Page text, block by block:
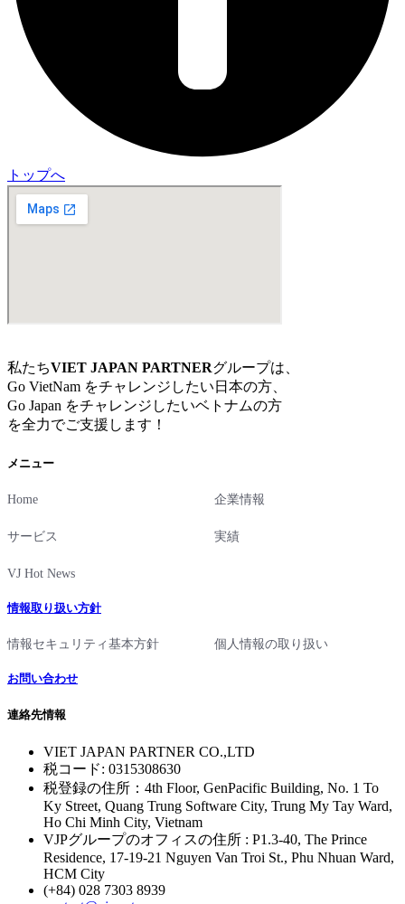
トップへ
私たちVIET JAPAN PARTNERグループは、
Go VietNam をチャレンジしたい日本の方、
Go Japan をチャレンジしたいベトナムの方
を全力でご支援します！
メニュー
Home 企業情報
サービス 実績
VJ Hot News
情報取り扱い方針
情報セキュリティ基本方針 個人情報の取り扱い
お問い合わせ
連絡先情報
VIET JAPAN PARTNER CO.,LTD
税コード: 0315308630
税登録の住所：4th Floor, GenPacific Building, No. 1 To
Ky Street, Quang Trung Software City, Trung My Tay Ward,
Ho Chi Minh City, Vietnam
VJPグループのオフィスの住所 : P1.3-40, The Prince
Residence, 17-19-21 Nguyen Van Troi St., Phu Nhuan Ward,
HCM City
(+84) 028 7303 8939